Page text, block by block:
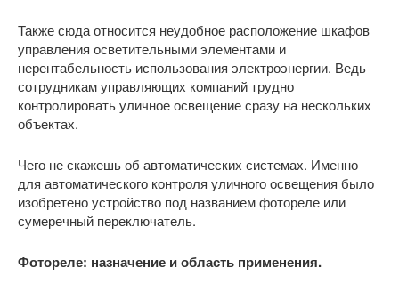
Также сюда относится неудобное расположение шкафов
управления осветительными элементами и
нерентабельность использования электроэнергии. Ведь
сотрудникам управляющих компаний трудно
контролировать уличное освещение сразу на нескольких
объектах.
Чего не скажешь об автоматических системах. Именно
для автоматического контроля уличного освещения было
изобретено устройство под названием фотореле или
сумеречный переключатель.
Фотореле: назначение и область применения.